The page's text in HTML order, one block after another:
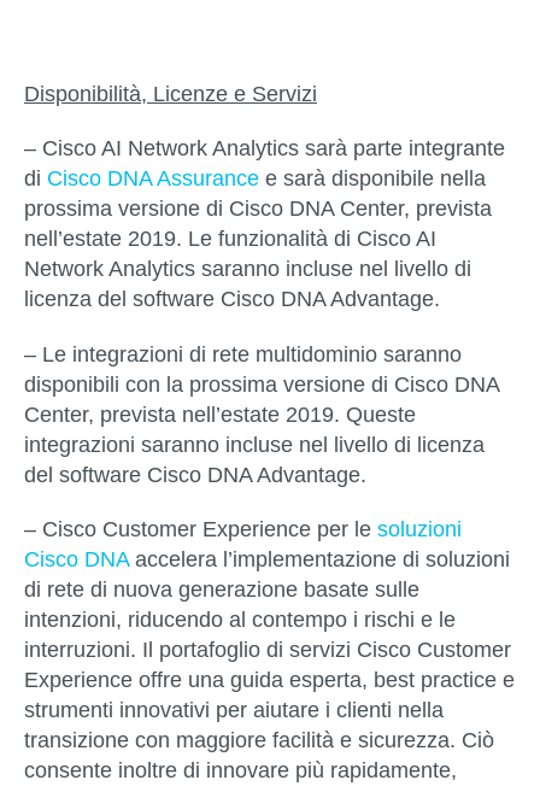
Disponibilità, Licenze e Servizi
– Cisco AI Network Analytics sarà parte integrante
di Cisco DNA Assurance e sarà disponibile nella
prossima versione di Cisco DNA Center, prevista
nell’estate 2019. Le funzionalità di Cisco AI
Network Analytics saranno incluse nel livello di
licenza del software Cisco DNA Advantage.
– Le integrazioni di rete multidominio saranno
disponibili con la prossima versione di Cisco DNA
Center, prevista nell’estate 2019. Queste
integrazioni saranno incluse nel livello di licenza
del software Cisco DNA Advantage.
– Cisco Customer Experience per le soluzioni
Cisco DNAaccelera l’implementazione di soluzioni
di rete di nuova generazione basate sulle
intenzioni, riducendo al contempo i rischi e le
interruzioni. Il portafoglio di servizi Cisco Customer
Experience offre una guida esperta, best practice e
strumenti innovativi per aiutare i clienti nella
transizione con maggiore facilità e sicurezza. Ciò
consente inoltre di innovare più rapidamente,